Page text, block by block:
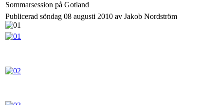
Sommarsession på Gotland
Publicerad söndag 08 augusti 2010 av Jakob Nordström